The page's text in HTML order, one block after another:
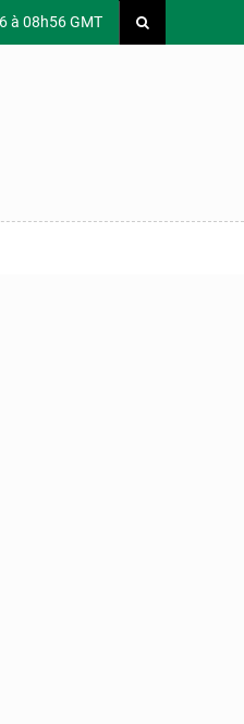
à 08h56 GMT